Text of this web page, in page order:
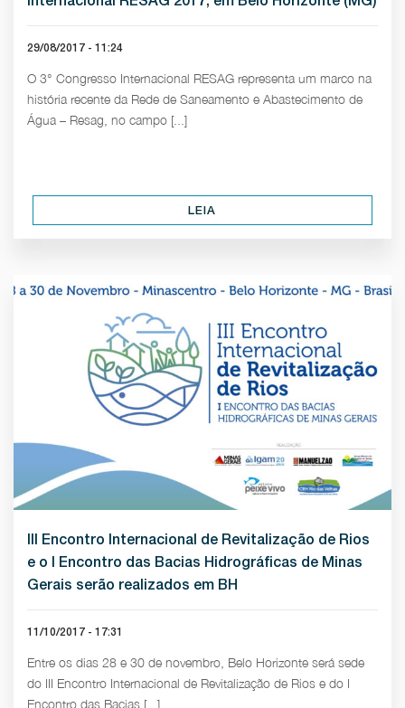
29/08/2017 - 11:24
O 3° Congresso Internacional RESAG representa um marco na
história recente da Rede de Saneamento e Abastecimento de
Água – Resag, no campo [...]
LEIA
III Encontro Internacional de Revitalização de Rios
e o I Encontro das Bacias Hidrográficas de Minas
Gerais serão realizados em BH
11/10/2017 - 17:31
Entre os dias 28 e 30 de novembro, Belo Horizonte será sede
do III Encontro Internacional de Revitalização de Rios e do I
Encontro das Bacias [...]